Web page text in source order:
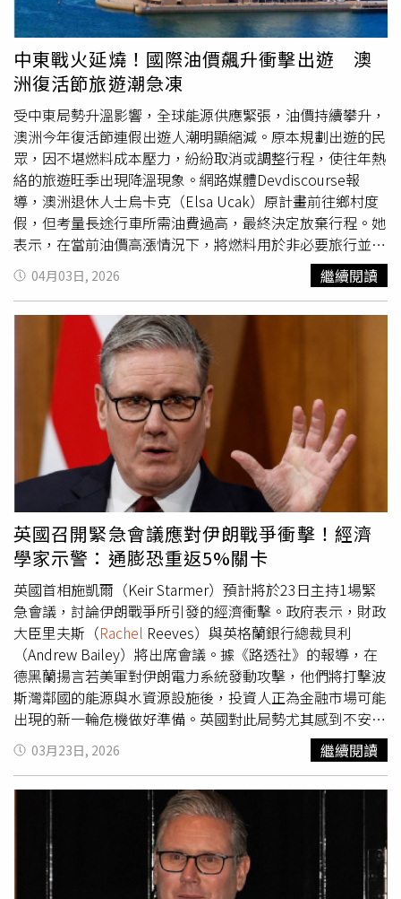
刻伸手驅趕，自己恐怕就無法完成報導。因此，她只能不斷
在心裡告訴自己，先撐過眼前這一刻，等連線結束後再把牠
甩掉。她也認為這場插曲相當諷刺，因為當時報導的主題正
是谷地的極端高溫，而蟑螂會受到溫暖環境和攝影燈光吸
引，現場恰好形成適合牠們靠近的條件。影片在社群平台迅
速擴散，不少媒體工作者稱讚她臨危不亂。《The Daily
News Drop》主播傑夫沃恩（Jeff Vaughn）坦言，若換成
自己一定會當場失控；《Arizona Mirror》記者傑羅德麥克
唐納伊沃伊（Jerod MacDonald-Evoy）則笑稱，若自己碰
到同樣狀況，恐怕會因為脫口而出的髒話害電視台挨罰。梅
尼托夫事後表示，她擔心一旦理會身上的蟑螂，就無法繼續
完成報導。（圖／翻攝自KTLA 5）《早安美國》（Good
Morning America）共同主播吉歐貝尼特斯（Gio Benitez）
也打趣表示，梅尼托夫若參加挑戰恐懼極限的實境節目《誰
敢來挑戰》（Fear Factor），肯定能有亮眼表現。不過，也
有部分政治評論者藉機批評洛杉磯的街道衛生及市政治理，
讓這段原本展現記者專業反應的影片，進一步延伸成城市環
境與政治責任的爭論。梅尼托夫事後表示，她擔心一旦理會
身上的蟑螂，就無法繼續完成報導。（圖／翻攝自X，
@KTLAMorningNews）
設置貓窩，這對每年有數個月是嚴寒的阿爾皮納市而言極其
殘忍。麥克斯溫認為，剝奪貓隻基本的庇護場所是不負責任
的行為，這將使這些生命在寒冬中面臨死亡威脅。此外，當
地動保組織對議會的決策效率與透明度提出質疑，「密西根
東北部結紮協會」（NEMTNR）主席魏特（Rebecca Witt）
發表聲明，對結果表示極度失望。對此，魏特指出，市議會
在4月13日對條例進行了大幅度修改，卻未遵循適當的諮詢
程序，忽略了與動保團體針對具體解決方案的深度交流；她
強調，動保團體一直支持「誘捕、絕育、回置」（TNR），
但新法規顯然與此初衷背道而馳。不過，法案也獲得部分受
流浪貓騷擾之苦的居民支持，市民馬澤恩（Virginia
Marzean）在會中陳述，鄰居長期餵養並提供庇護所給流浪
貓，卻導致貓群聚集在她家院子，造成衛生問題與景觀破
壞。馬澤恩表示，儘管自己有養狗並妥善管理，但流浪貓在
她的花圃隨地便溺，令她感到困擾。因此，馬澤恩支持建立
更明確的責任制，以維護社區環境與公共衛生。市經理斯莫
林斯基（
RachelSmolinski）在表決前對法案進行了辯護，
她說明，市府在修法過程中參考了居民、倡議團體及專業機
構的意見，試圖在人道對待、數量控制與長期有效性之間取
得平衡。斯莫林斯基強調，目前的版本並非採取強硬的「全
面禁餵令」，而是轉向建立「責任制」，讓居民在關懷流浪
貓的同時，也必須履行飼主應盡的社會義務。在表決階段，
儘管議員科里爾（Kevin Currier）與霍林斯海德（Bridget
Hollinshead）曾提議推遲投票以獲取更多資訊，但最終市
議會仍決定付諸表決。最終僅霍林斯海德一人投下反對票，
法案順利通過。議會最後補充，若未來有更詳盡的事實或創
新的管理建議，市府不排除針對條例內容再次進行修訂與優
化，以期能更妥善解決當地的流浪貓問題。
中東戰火延燒！國際油價飆升衝擊出遊 澳
洲復活節旅遊潮急凍
受中東局勢升溫影響，全球能源供應緊張，油價持續攀升，
澳洲今年復活節連假出遊人潮明顯縮減。原本規劃出遊的民
眾，因不堪燃料成本壓力，紛紛取消或調整行程，使往年熱
絡的旅遊旺季出現降溫現象。網路媒體Devdiscourse報
導，澳洲退休人士烏卡克（Elsa Ucak）原計畫前往鄉村度
假，但考量長途行車所需油費過高，最終決定放棄行程。她
表示，在當前油價高漲情況下，將燃料用於非必要旅行並不
合理，也希望資源能留給更需要的人。報導指出，復活節一
向是澳洲重要的旅遊高峰。根據原先預估，今年將有超過
450萬人次出遊，帶動約111億澳元（約新台幣約2,449億
元）的觀光消費。不過，近期因伊朗相關衝突升高，加上荷
姆茲海峽遭封鎖，影響全球石油運輸，使燃料供應吃緊、價
格飆升，直接衝擊民眾出行意願。雪梨居民艾伯特（
Abbott）坦言，面對不斷上漲的油價，只能選擇取消旅
行，改在家中度過假期。類似情況在各地出現，使今年復活
節旅遊市場表現不如預期。此外，援助工作者佐塔利斯
（Stav Zotalis）也感受到物價上升帶來的壓力。她指出，
雖然個人生活成本增加，但更憂心衝突地區民眾正面臨能源
短缺與物資不足的困境。專家分析，地緣政治緊張已對全球
經濟產生連鎖效應，從能源市場波動到民生消費改變，影響
層面廣泛。此次油價上漲不僅衝擊旅遊產業，也反映國際局
勢對日常生活的深遠影響。
04月03日, 2026 繼續閱讀
英國召開緊急會議應對伊朗戰爭衝擊！經濟
學家示警：通膨恐重返5%關卡
英國首相施凱爾（Keir Starmer）預計將於23日主持1場緊
急會議，討論伊朗戰爭所引發的經濟衝擊。政府表示，財政
大臣里夫斯（Rachel Reeves）與英格蘭銀行總裁貝利
（Andrew Bailey）將出席會議。據《路透社》的報導，在
德黑蘭揚言若美軍對伊朗電力系統發動攻擊，他們將打擊波
斯灣鄰國的能源與水資源設施後，投資人正為金融市場可能
出現的新一輪危機做好準備。英國對此局勢尤其感到不安。
該國高度依賴進口天然氣、通膨持續加劇，加上公共財政壓
力沉重，使其政府債券的跌勢遠較其他國家更加劇烈。英國
財政部在23日召開所謂「COBRA」緊急會議前表示，預計
討論議題包括這場危機對家庭與企業的經濟影響、能源安
全，以及產業與供應鏈的韌性，同時也會探討國際社會的應
對措施。內政大臣庫珀（Yvette Cooper）與能源大臣米利
班德（Ed Miliband）也將與施凱爾、里夫斯與貝利一同出
席。里夫斯表示，這場戰爭對英國經濟的具體影響目前仍難
03月23日, 2026 繼續閱讀